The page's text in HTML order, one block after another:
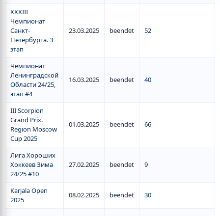
XXXIII
Чемпионат
Санкт-
Петербурга. 3
этап
23.03.2025 beendet 52
Чемпионат
Ленинградской
Области 24/25,
этап #4
16.03.2025 beendet 40
III Scorpion
Grand Prix.
Region Moscow
Cup 2025
01.03.2025 beendet 66
Лига Хороших
Хоккеев Зима
24/25 #10
27.02.2025 beendet 9
Karjala Open
2025
08.02.2025 beendet 30